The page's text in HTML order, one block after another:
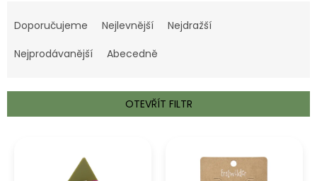
a
e
í
r
Doporučujeme Nejlevnější
Nejdražší
Nejprodávanější
Abecedně
OTEVŘÍT FILTR